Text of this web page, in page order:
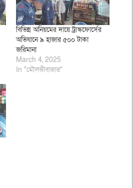
বিভিন্ন অনিয়মের দায়ে ট্রাস্কফোর্সের
অভিযানে ৯ হাজার ৫০০ টাকা
জরিমানা
March 4, 2025
In "মৌলভীবাজার"